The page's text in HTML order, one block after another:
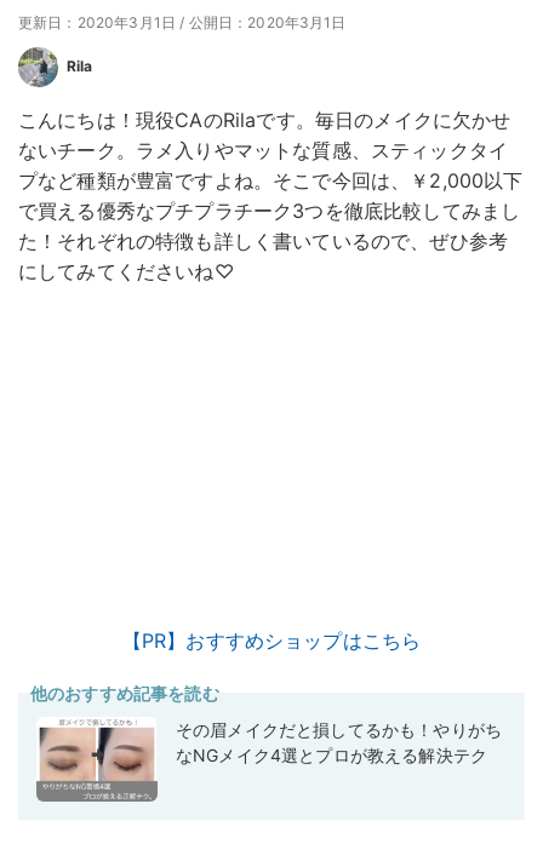
更新日：2020年3月1日 / 公開日：2020年3月1日
Rila
こんにちは！現役CAのRilaです。毎日のメイクに欠かせ
ないチーク。ラメ入りやマットな質感、スティックタイ
プなど種類が豊富ですよね。そこで今回は、￥2,000以下
で買える優秀なプチプラチーク3つを徹底比較してみまし
た！それぞれの特徴も詳しく書いているので、ぜひ参考
にしてみてくださいね♡
【PR】おすすめショップはこちら
他のおすすめ記事を読む
その眉メイクだと損してるかも！やりがち
なNGメイク4選とプロが教える解決テク